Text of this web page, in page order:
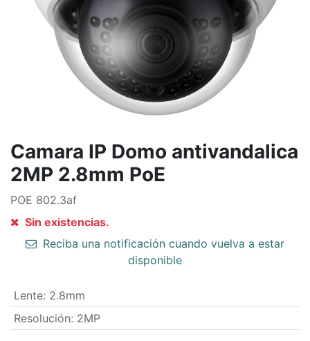
Camara IP Domo antivandalica
2MP 2.8mm PoE
POE 802.3af
Sin existencias.
Reciba una notificación cuando vuelva a estar
disponible
Lente: 2.8mm
Resolución: 2MP